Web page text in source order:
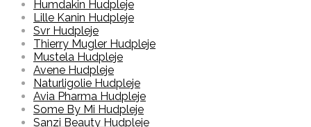
Humdakin Hudpleje
Lille Kanin Hudpleje
Svr Hudpleje
Thierry Mugler Hudpleje
Mustela Hudpleje
Avene Hudpleje
Naturligolie Hudpleje
Avia Pharma Hudpleje
Some By Mi Hudpleje
Sanzi Beauty Hudpleje